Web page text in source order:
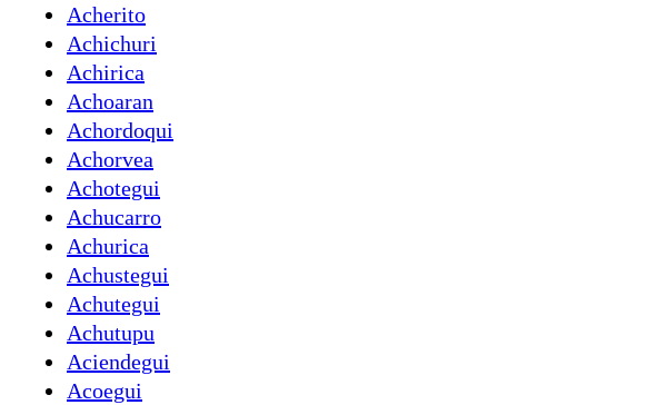
Acherito
Achichuri
Achirica
Achoaran
Achordoqui
Achorvea
Achotegui
Achucarro
Achurica
Achustegui
Achutegui
Achutupu
Aciendegui
Acoegui